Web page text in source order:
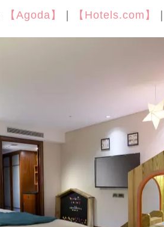
【Agoda】 ｜ 【Hotels.com】 ｜